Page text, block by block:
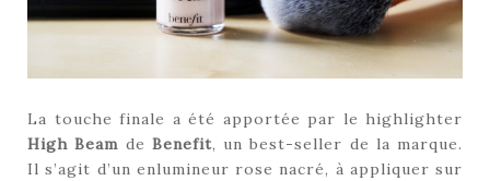
La touche finale a été apportée par le highlighter
High Beam de Benefit, un best-seller de la marque.
Il s’agit d’un enlumineur rose nacré, à appliquer sur